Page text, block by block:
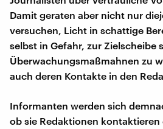
Damit geraten aber nicht nur
versuchen, Licht in schattige
selbst in Gefahr, zur Zielscheibe
Überwachungsmaßmahnen zu
auch deren Kontakte in den
Informanten werden sich
ob sie Redaktionen kontaktieren